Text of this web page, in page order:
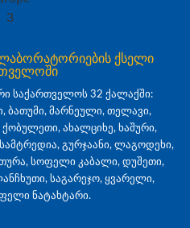
ქსელი
საქართველოს 32 ქალაქში:
ბათუმი, მარნეული, თელავი,
ახალციხე, ხაშური,
გურჯაანი, ლაგოდეხი,
სოფელი კაბალი, დუშეთი,
საგარეჯო, ყვარელი,
ნატახტარი.